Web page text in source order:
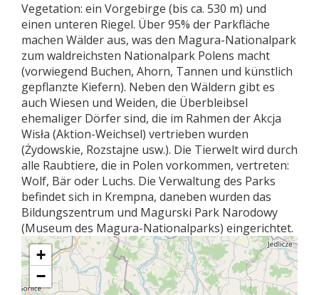
Vegetation: ein Vorgebirge (bis ca. 530 m) und
einen unteren Riegel. Über 95% der Parkfläche
machen Wälder aus, was den Magura-Nationalpark
zum waldreichsten Nationalpark Polens macht
(vorwiegend Buchen, Ahorn, Tannen und künstlich
gepflanzte Kiefern). Neben den Wäldern gibt es
auch Wiesen und Weiden, die Überbleibsel
ehemaliger Dörfer sind, die im Rahmen der Akcja
Wisła (Aktion-Weichsel) vertrieben wurden
(Żydowskie, Rozstajne usw.). Die Tierwelt wird durch
alle Raubtiere, die in Polen vorkommen, vertreten:
Wolf, Bär oder Luchs. Die Verwaltung des Parks
befindet sich in Krempna, daneben wurden das
Bildungszentrum und Magurski Park Narodowy
(Museum des Magura-Nationalparks) eingerichtet.
+
−